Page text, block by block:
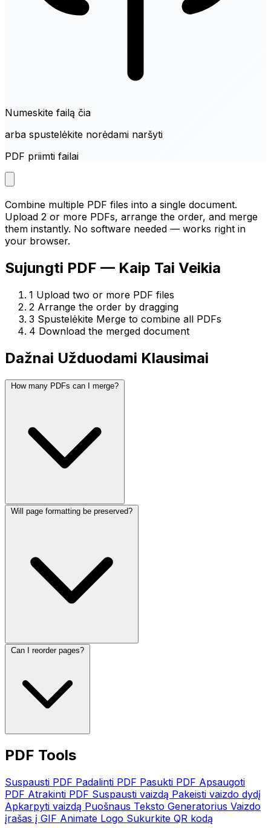
Numeskite failą čia
arba spustelėkite norėdami naršyti
PDF priimti failai
Combine multiple PDF files into a single document.
Upload 2 or more PDFs, arrange the order, and merge
them instantly. No software needed — works right in
your browser.
Sujungti PDF — Kaip Tai Veikia
1 Upload two or more PDF files
2 Arrange the order by dragging
3 Spustelėkite Merge to combine all PDFs
4 Download the merged document
Dažnai Užduodami Klausimai
How many PDFs can I merge?
Will page formatting be preserved?
Can I reorder pages?
PDF Tools
Suspausti PDF Padalinti PDF Pasukti PDF Apsaugoti
PDF Atrakinti PDF Suspausti vaizdą Pakeisti vaizdo dydį
Apkarpyti vaizdą Puošnaus Teksto Generatorius Vaizdo
įrašas į GIF Animate Logo Sukurkite QR kodą